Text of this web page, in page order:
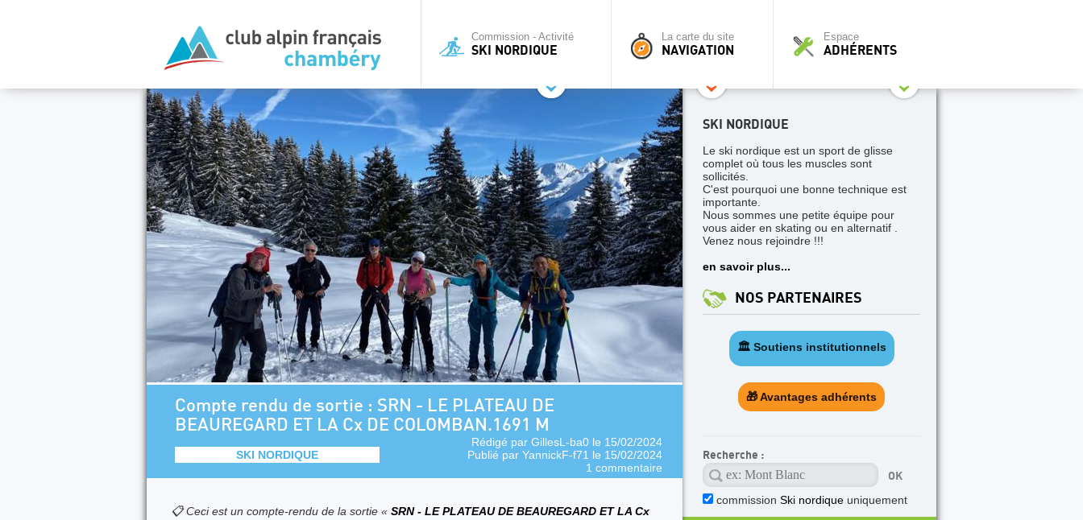
Commission - Activité
SKI NORDIQUE
La carte du site
NAVIGATION
Espace
ADHÉRENTS
Compte rendu de sortie : SRN - LE PLATEAU DE
BEAUREGARD ET LA Cx DE COLOMBAN.1691 M
SKI NORDIQUE
Rédigé par GillesL-ba0 le 15/02/2024
Publié par YannickF-f71 le 15/02/2024
1 commentaire
📋 Ceci est un compte-rendu de la sortie « SRN - LE PLATEAU DE BEAUREGARD ET LA Cx
SKI NORDIQUE
Le ski nordique est un sport de glisse
complet où tous les muscles sont
sollicités.
C'est pourquoi une bonne technique est
importante.
Nous sommes une petite équipe pour
vous aider en skating ou en alternatif .
Venez nous rejoindre !!!
en savoir plus...
NOS PARTENAIRES
🏛️ Soutiens institutionnels
🎁 Avantages adhérents
Recherche :
commission Ski nordique uniquement